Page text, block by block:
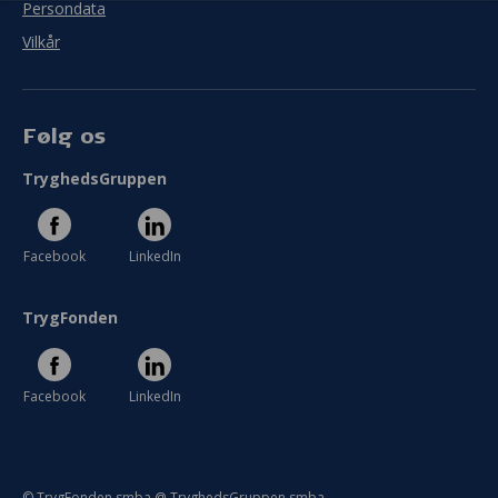
Persondata
Vilkår
Følg os
TryghedsGruppen
Facebook LinkedIn
TrygFonden
Facebook LinkedIn